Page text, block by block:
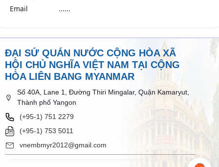
Email
......
ĐẠI SỨ QUÁN NƯỚC CỘNG HÒA XÃ
HỘI CHỦ NGHĨA VIỆT NAM TẠI CỘNG
HÒA LIÊN BANG MYANMAR
Số 40A, Lane 1, Đường Thiri Mingalar, Quận Kamaryut,
Thành phố Yangon
(+95-1) 751 2279​​
(+95-1) 753 5011
vnembmyr2012@gmail.com